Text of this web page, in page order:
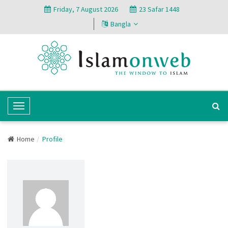
Friday, 7 August 2026
23 Safar 1448
Bangla
T
o
g
N
Home Profile